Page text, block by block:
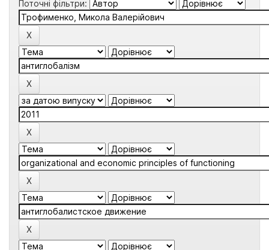
Поточні фільтри: